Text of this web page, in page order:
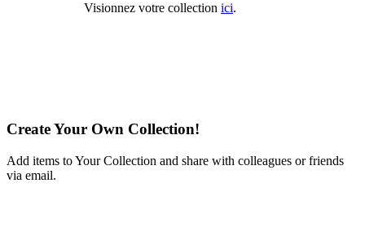
Visionnez votre collection ici.
Create Your Own Collection!
Add items to Your Collection and share with colleagues or friends
via email.